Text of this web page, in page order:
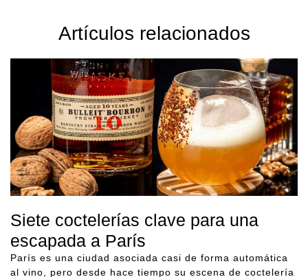
Artículos relacionados
Siete coctelerías clave para una
escapada a París
París es una ciudad asociada casi de forma automática
al vino, pero desde hace tiempo su escena de coctelería